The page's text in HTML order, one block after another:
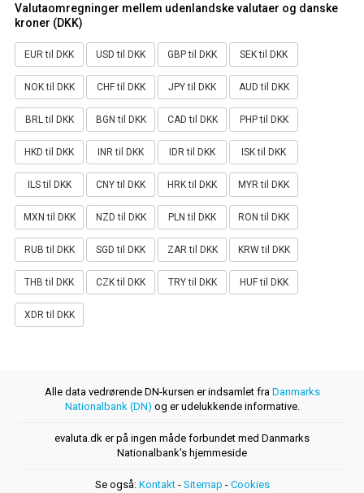
Valutaomregninger mellem udenlandske valutaer og danske
kroner (DKK)
EUR til DKK USD til DKK GBP til DKK SEK til DKK
NOK til DKK CHF til DKK JPY til DKK AUD til DKK
BRL til DKK BGN til DKK CAD til DKK PHP til DKK
HKD til DKK INR til DKK IDR til DKK ISK til DKK
ILS til DKK CNY til DKK HRK til DKK MYR til DKK
MXN til DKK NZD til DKK PLN til DKK RON til DKK
RUB til DKK SGD til DKK ZAR til DKK KRW til DKK
THB til DKK CZK til DKK TRY til DKK HUF til DKK
XDR til DKK
Alle data vedrørende DN-kursen er indsamlet fra Danmarks
Nationalbank (DN) og er udelukkende informative.
evaluta.dk er på ingen måde forbundet med Danmarks
Nationalbank's hjemmeside
Se også: Kontakt- Sitemap - Cookies